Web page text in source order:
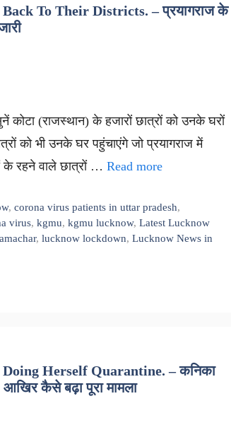
To Their Districts. – प्रयागराज के
(राजस्थान) के हजारों छात्रों को उनके घरों
को भी उनके घर पहुंचाएंगे जो प्रयागराज में
के रहने वाले छात्रों … Read more
,corona virus patients in uttar pradesh,
virus, kgmu, kgmu lucknow, Latest Lucknow
, lucknow lockdown, Lucknow News in
Herself Quarantine. – कनिका
आखिर कैसे बढ़ा पूरा मामला